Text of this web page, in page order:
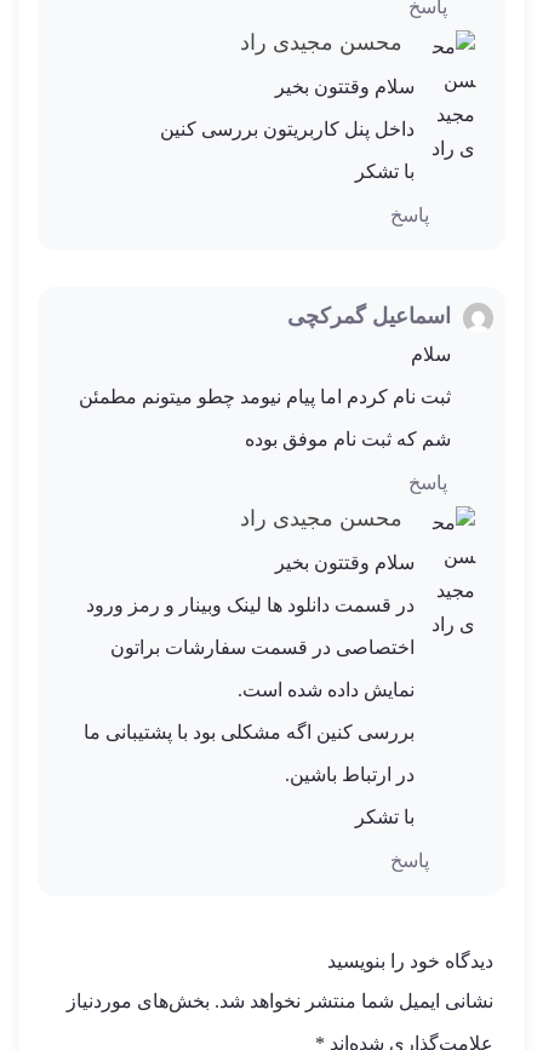
ی
و
ا
ت
ی
ی
913
پاسخ
محسن مجیدی راد
سلام وقتتون بخیر
داخل پنل کاربریتون بررسی کنین
با تشکر
پاسخ
اسماعیل گمرکچی
سلام
ثبت نام کردم اما پیام نیومد چطو میتونم مطمئن
شم که ثبت نام موفق بوده
پاسخ
محسن مجیدی راد
سلام وقتتون بخیر
در قسمت دانلود ها لینک وبینار و رمز ورود
اختصاصی در قسمت سفارشات براتون
نمایش داده شده است.
بررسی کنین اگه مشکلی بود با پشتیبانی ما
در ارتباط باشین.
با تشکر
پاسخ
دیدگاه خود را بنویسید
نشانی ایمیل شما منتشر نخواهد شد. بخش‌های موردنیاز
علامت‌گذاری شده‌اند *